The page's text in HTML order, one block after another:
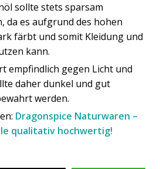
sollte stets sparsam
da es aufgrund des hohen
färbt und somit Kleidung und
kann.
empfindlich gegen Licht und
daher dunkel und gut
werden.
Dragonspice Naturwaren –
qualitativ hochwertig!